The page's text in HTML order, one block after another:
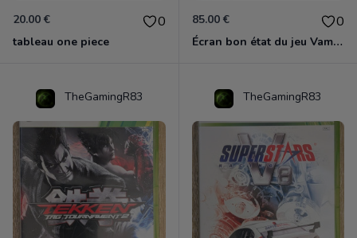
20.00 € 0
tableau one piece
85.00 € 0
Écran bon état du jeu Vampire et livre de règles « la mascarade » état d’usage
TheGamingR83 TheGamingR83